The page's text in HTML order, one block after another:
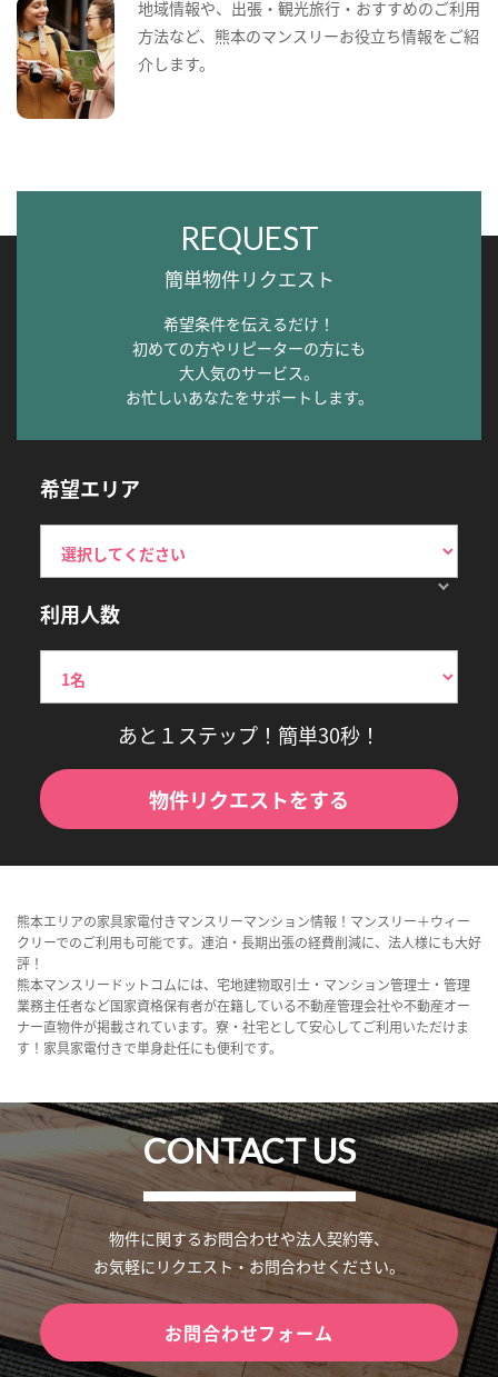
地域情報や、出張・観光旅行・おすすめのご利用
方法など、熊本のマンスリーお役立ち情報をご紹
介します。
REQUEST
簡単物件リクエスト
希望条件を伝えるだけ！
初めての方やリピーターの方にも
大人気のサービス。
お忙しいあなたをサポートします。
希望エリア
利用人数
あと１ステップ！簡単30秒！
物件リクエストをする
熊本エリアの家具家電付きマンスリーマンション情報！マンスリー＋ウィー
クリーでのご利用も可能です。連泊・長期出張の経費削減に、法人様にも大好
評！
熊本マンスリードットコムには、宅地建物取引士・マンション管理士・管理
業務主任者など国家資格保有者が在籍している不動産管理会社や不動産オー
ナー直物件が掲載されています。寮・社宅として安心してご利用いただけま
す！家具家電付きで単身赴任にも便利です。
CONTACT US
物件に関するお問合わせや法人契約等、
お気軽にリクエスト・お問合わせください。
お問合わせフォーム